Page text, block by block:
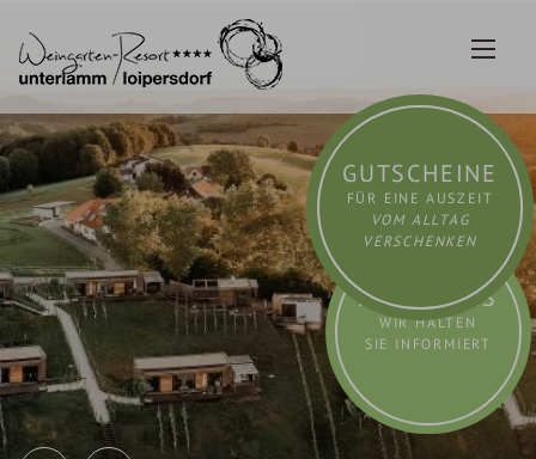
Inhalt
springen
GUTSCHEINE
FÜR EINE AUSZEIT
VOM ALLTAG
VERSCHENKEN
AKTUELLES
WIR HALTEN
SIE INFORMIERT